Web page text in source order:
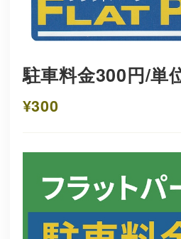
駐車料金300円/
¥300